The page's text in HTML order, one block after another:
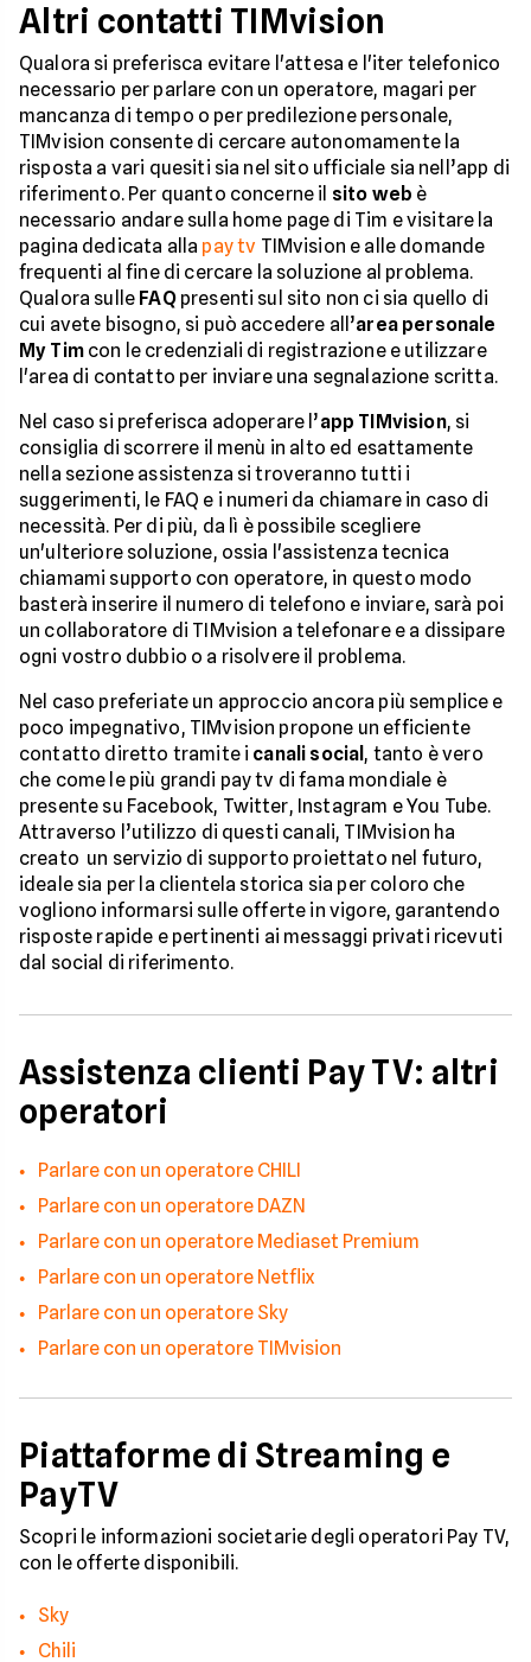
Altri contatti TIMvision
Qualora si preferisca evitare l'attesa e l'iter telefonico
necessario per parlare con un operatore, magari per
mancanza di tempo o per predilezione personale,
TIMvision consente di cercare autonomamente la
risposta a vari quesiti sia nel sito ufficiale sia nell’app di
riferimento. Per quanto concerne il sito web è
necessario andare sulla home page di Tim e visitare la
pagina dedicata alla pay tv TIMvision e alle domande
frequenti al fine di cercare la soluzione al problema.
Qualora sulle FAQpresenti sul sito non ci sia quello di
cui avete bisogno, si può accedere all’area personale
My Timcon le credenziali di registrazione e utilizzare
l'area di contatto per inviare una segnalazione scritta.
Nel caso si preferisca adoperare l’app TIMvision, si
consiglia di scorrere il menù in alto ed esattamente
nella sezione assistenza si troveranno tutti i
suggerimenti, le FAQ e i numeri da chiamare in caso di
necessità. Per di più, da lì è possibile scegliere
un'ulteriore soluzione, ossia l'assistenza tecnica
chiamami supporto con operatore, in questo modo
basterà inserire il numero di telefono e inviare, sarà poi
un collaboratore di TIMvision a telefonare e a dissipare
ogni vostro dubbio o a risolvere il problema.
Nel caso preferiate un approccio ancora più semplice e
poco impegnativo, TIMvision propone un efficiente
contatto diretto tramite i canali social , tanto è vero
che come le più grandi pay tv di fama mondiale è
presente su Facebook, Twitter, Instagram e You Tube.
Attraverso l’utilizzo di questi canali, TIMvision ha
creato un servizio di supporto proiettato nel futuro,
ideale sia per la clientela storica sia per coloro che
vogliono informarsi sulle offerte in vigore, garantendo
risposte rapide e pertinenti ai messaggi privati ricevuti
dal social di riferimento.
Assistenza clienti Pay TV: altri
operatori
Parlare con un operatore CHILI
Parlare con un operatore DAZN
Parlare con un operatore Mediaset Premium
Parlare con un operatore Netflix
Parlare con un operatore Sky
Parlare con un operatore TIMvision
Piattaforme di Streaming e
PayTV
Scopri le informazioni societarie degli operatori Pay TV,
con le offerte disponibili.
Sky
Chili